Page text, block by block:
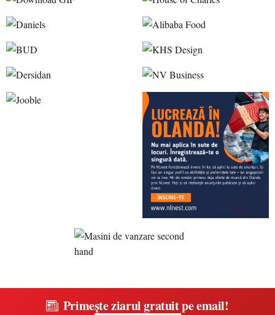
Primește ziarul gratuit pe email!